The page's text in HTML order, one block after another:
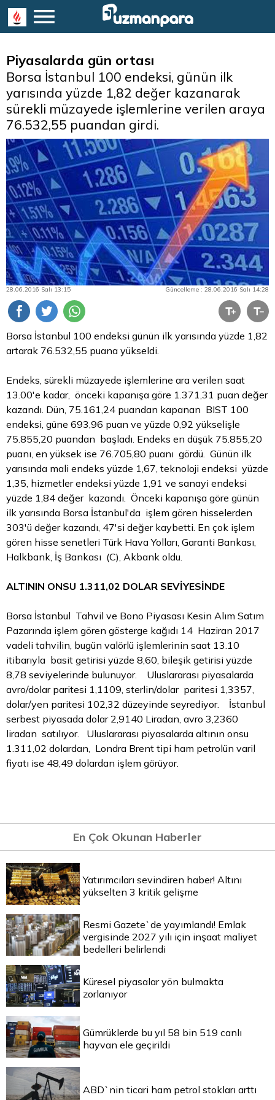
Piyasalarda gün ortası
Borsa İstanbul 100 endeksi, günün ilk
yarısında yüzde 1,82 değer kazanarak
sürekli müzayede işlemlerine verilen araya
76.532,55 puandan girdi.
28.06.2016 Salı 13:15 Güncelleme : 28.06.2016 Salı 14:28
Borsa İstanbul 100 endeksi günün ilk yarısında yüzde 1,82
artarak 76.532,55 puana yükseldi.
Endeks, sürekli müzayede işlemlerine ara verilen saat
13.00'e kadar, önceki kapanışa göre 1.371,31 puan değer
kazandı. Dün, 75.161,24 puandan kapanan BIST 100
endeksi, güne 693,96 puan ve yüzde 0,92 yükselişle
75.855,20 puandan başladı. Endeks en düşük 75.855,20
puanı, en yüksek ise 76.705,80 puanı gördü. Günün ilk
yarısında mali endeks yüzde 1,67, teknoloji endeksi yüzde
1,35, hizmetler endeksi yüzde 1,91 ve sanayi endeksi
yüzde 1,84 değer kazandı. Önceki kapanışa göre günün
ilk yarısında Borsa İstanbul'da işlem gören hisselerden
303'ü değer kazandı, 47'si değer kaybetti. En çok işlem
gören hisse senetleri Türk Hava Yolları, Garanti Bankası,
Halkbank, İş Bankası (C), Akbank oldu.
ALTININ ONSU 1.311,02 DOLAR SEVİYESİNDE
Borsa İstanbul Tahvil ve Bono Piyasası Kesin Alım Satım
Pazarında işlem gören gösterge kağıdı 14 Haziran 2017
vadeli tahvilin, bugün valörlü işlemlerinin saat 13.10
itibarıyla basit getirisi yüzde 8,60, bileşik getirisi yüzde
8,78 seviyelerinde bulunuyor. Uluslararası piyasalarda
avro/dolar paritesi 1,1109, sterlin/dolar paritesi 1,3357,
dolar/yen paritesi 102,32 düzeyinde seyrediyor. İstanbul
serbest piyasada dolar 2,9140 Liradan, avro 3,2360
liradan satılıyor. Uluslararası piyasalarda altının onsu
1.311,02 dolardan, Londra Brent tipi ham petrolün varil
fiyatı ise 48,49 dolardan işlem görüyor.
En Çok Okunan Haberler
Yatırımcıları sevindiren haber! Altını
yükselten 3 kritik gelişme
Resmi Gazete`de yayımlandı! Emlak
vergisinde 2027 yılı için inşaat maliyet
bedelleri belirlendi
Küresel piyasalar yön bulmakta
zorlanıyor
Gümrüklerde bu yıl 58 bin 519 canlı
hayvan ele geçirildi
ABD`nin ticari ham petrol stokları arttı